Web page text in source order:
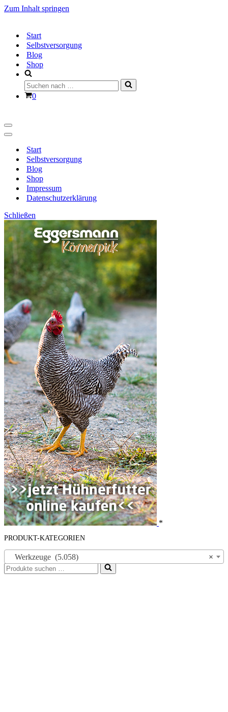
Zum Inhalt springen
Start
Selbstversorgung
Blog
Shop
Suchen
nach …
Warenkorb
0
Navigationsmenü
Navigationsmenü
Start
Selbstversorgung
Blog
Shop
Impressum
Datenschutzerklärung
Schließen
*
PRODUKT-KATEGORIEN
×
Werkzeuge (5.058)
Suchen
nach …